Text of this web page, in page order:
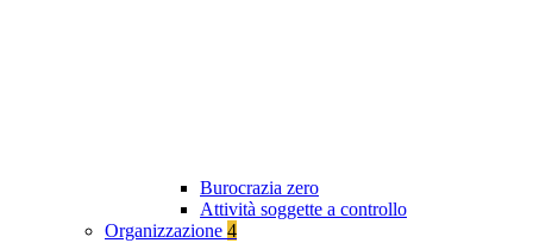
Burocrazia zero
Attività soggette a controllo
Organizzazione 4